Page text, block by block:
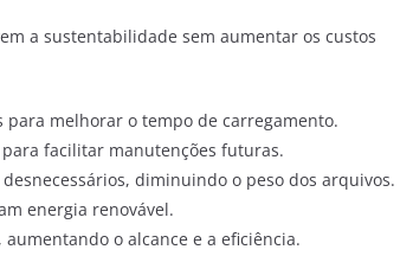
a sustentabilidade sem aumentar os custos
para melhorar o tempo de carregamento.
facilitar manutenções futuras.
diminuindo o peso dos arquivos.
energia renovável.
o alcance e a eficiência.